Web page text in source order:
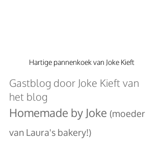
Hartige pannenkoek van Joke Kieft
Gastblog door Joke Kieft van
het blog
Homemade by Joke (moeder
van Laura's bakery!)